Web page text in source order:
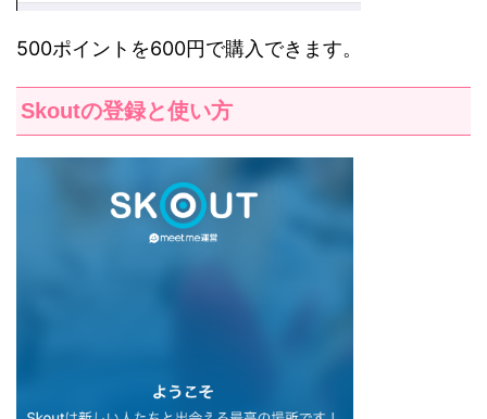
500ポイントを600円で購入できます。
Skoutの登録と使い方